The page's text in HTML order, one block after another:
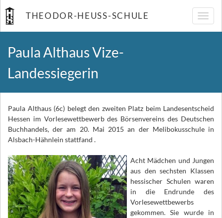
THEODOR-HEUSS-SCHULE
Paula Althaus Vize-
Landessiegerin
Paula Althaus (6c) belegt den zweiten Platz beim Landesentscheid
Hessen im Vorlesewettbewerb des Börsenvereins des Deutschen
Buchhandels, der am 20. Mai 2015 an der Melibokusschule in
Alsbach-Hähnlein stattfand .
Acht Mädchen und Jungen
aus den sechsten Klassen
hessischer Schulen waren
in die Endrunde des
Vorlesewettbewerbs
gekommen. Sie wurde in